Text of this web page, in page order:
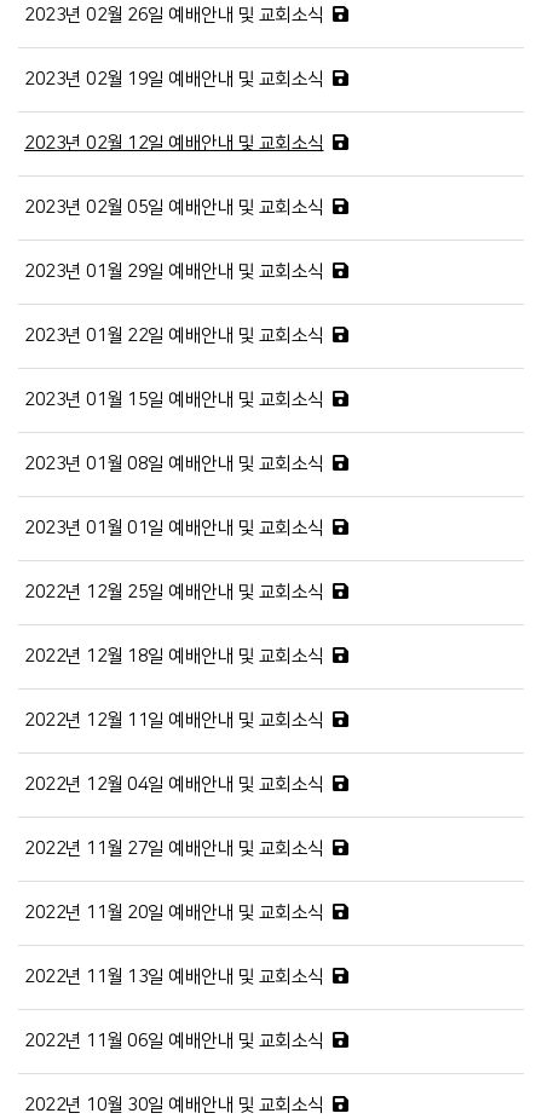
2023년 02월 26일 예배안내 및 교회소식
2023년 02월 19일 예배안내 및 교회소식
2023년 02월 12일 예배안내 및 교회소식
2023년 02월 05일 예배안내 및 교회소식
2023년 01월 29일 예배안내 및 교회소식
2023년 01월 22일 예배안내 및 교회소식
2023년 01월 15일 예배안내 및 교회소식
2023년 01월 08일 예배안내 및 교회소식
2023년 01월 01일 예배안내 및 교회소식
2022년 12월 25일 예배안내 및 교회소식
2022년 12월 18일 예배안내 및 교회소식
2022년 12월 11일 예배안내 및 교회소식
2022년 12월 04일 예배안내 및 교회소식
2022년 11월 27일 예배안내 및 교회소식
2022년 11월 20일 예배안내 및 교회소식
2022년 11월 13일 예배안내 및 교회소식
2022년 11월 06일 예배안내 및 교회소식
2022년 10월 30일 예배안내 및 교회소식